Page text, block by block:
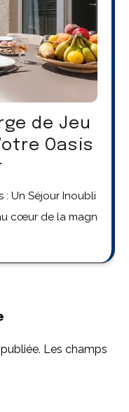
de Jeu
Oasis
: Un Séjour Inoubli
cœur de la magn
Les champs